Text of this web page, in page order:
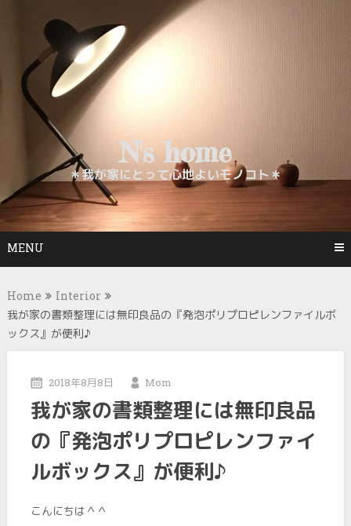
N's home
＊我が家にとって心地よいモノコト＊
MENU
Home
Interior
我が家の書類整理には無印良品の『発泡ポリプロピレンファイルボ
ックス』が便利♪
2018年8月8日 Mom
我が家の書類整理には無印良品
の『発泡ポリプロピレンファイ
ルボックス』が便利♪
こんにちは＾＾